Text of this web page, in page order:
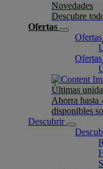
Novedades
Descubre
Ofertas
Últimas
Ahorra hasta
disponibles
Descubrir